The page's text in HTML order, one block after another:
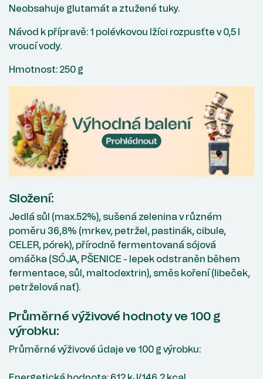
Neobsahuje glutamát a ztužené tuky.
Návod k přípravě: 1 polévkovou lžíci rozpusťte v 0,5 l
vroucí vody.
Hmotnost: 250 g
Složení:
Jedlá sůl (max.52%), sušená zelenina v různém
poměru 36,8% (mrkev, petržel, pastinák, cibule,
CELER, pórek), přírodně fermentovaná sójová
omáčka (SÓJA, PŠENICE - lepek odstraněn během
fermentace, sůl, maltodextrin), směs koření (libeček,
petrželová nať).
Průměrné výživové hodnoty ve 100 g
výrobku:
Průměrné výživové údaje ve 100 g výrobku: